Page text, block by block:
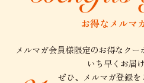
お得なメルマ
メルマガ会員様限定のお得なクー
いち早くお届
ぜひ、メルマガ登録を